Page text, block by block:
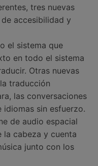
tres nuevas
accesibilidad y
el sistema que
en todo el sistema
Otras nuevas
traducción
las conversaciones
idiomas sin esfuerzo.
de audio espacial
la cabeza y cuenta
junto con los